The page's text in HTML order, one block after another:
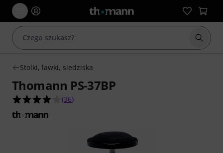
Stolki, lawki, siedziska
Thomann PS-37BP
4.2 na 5 gwiazdek z 36 ocen klientów
(36)